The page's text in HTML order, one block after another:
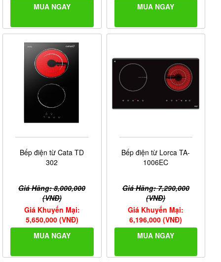
MUA NGAY
MUA NGAY
Bếp điện từ Cata TD
302
Giá Hãng: 8,000,000
(VNĐ)
Giá Khuyến Mại:
5,650,000 (VNĐ)
MUA NGAY
Bếp điện từ Lorca TA-
1006EC
Giá Hãng: 7,290,000
(VNĐ)
Giá Khuyến Mại:
6,196,000 (VNĐ)
MUA NGAY